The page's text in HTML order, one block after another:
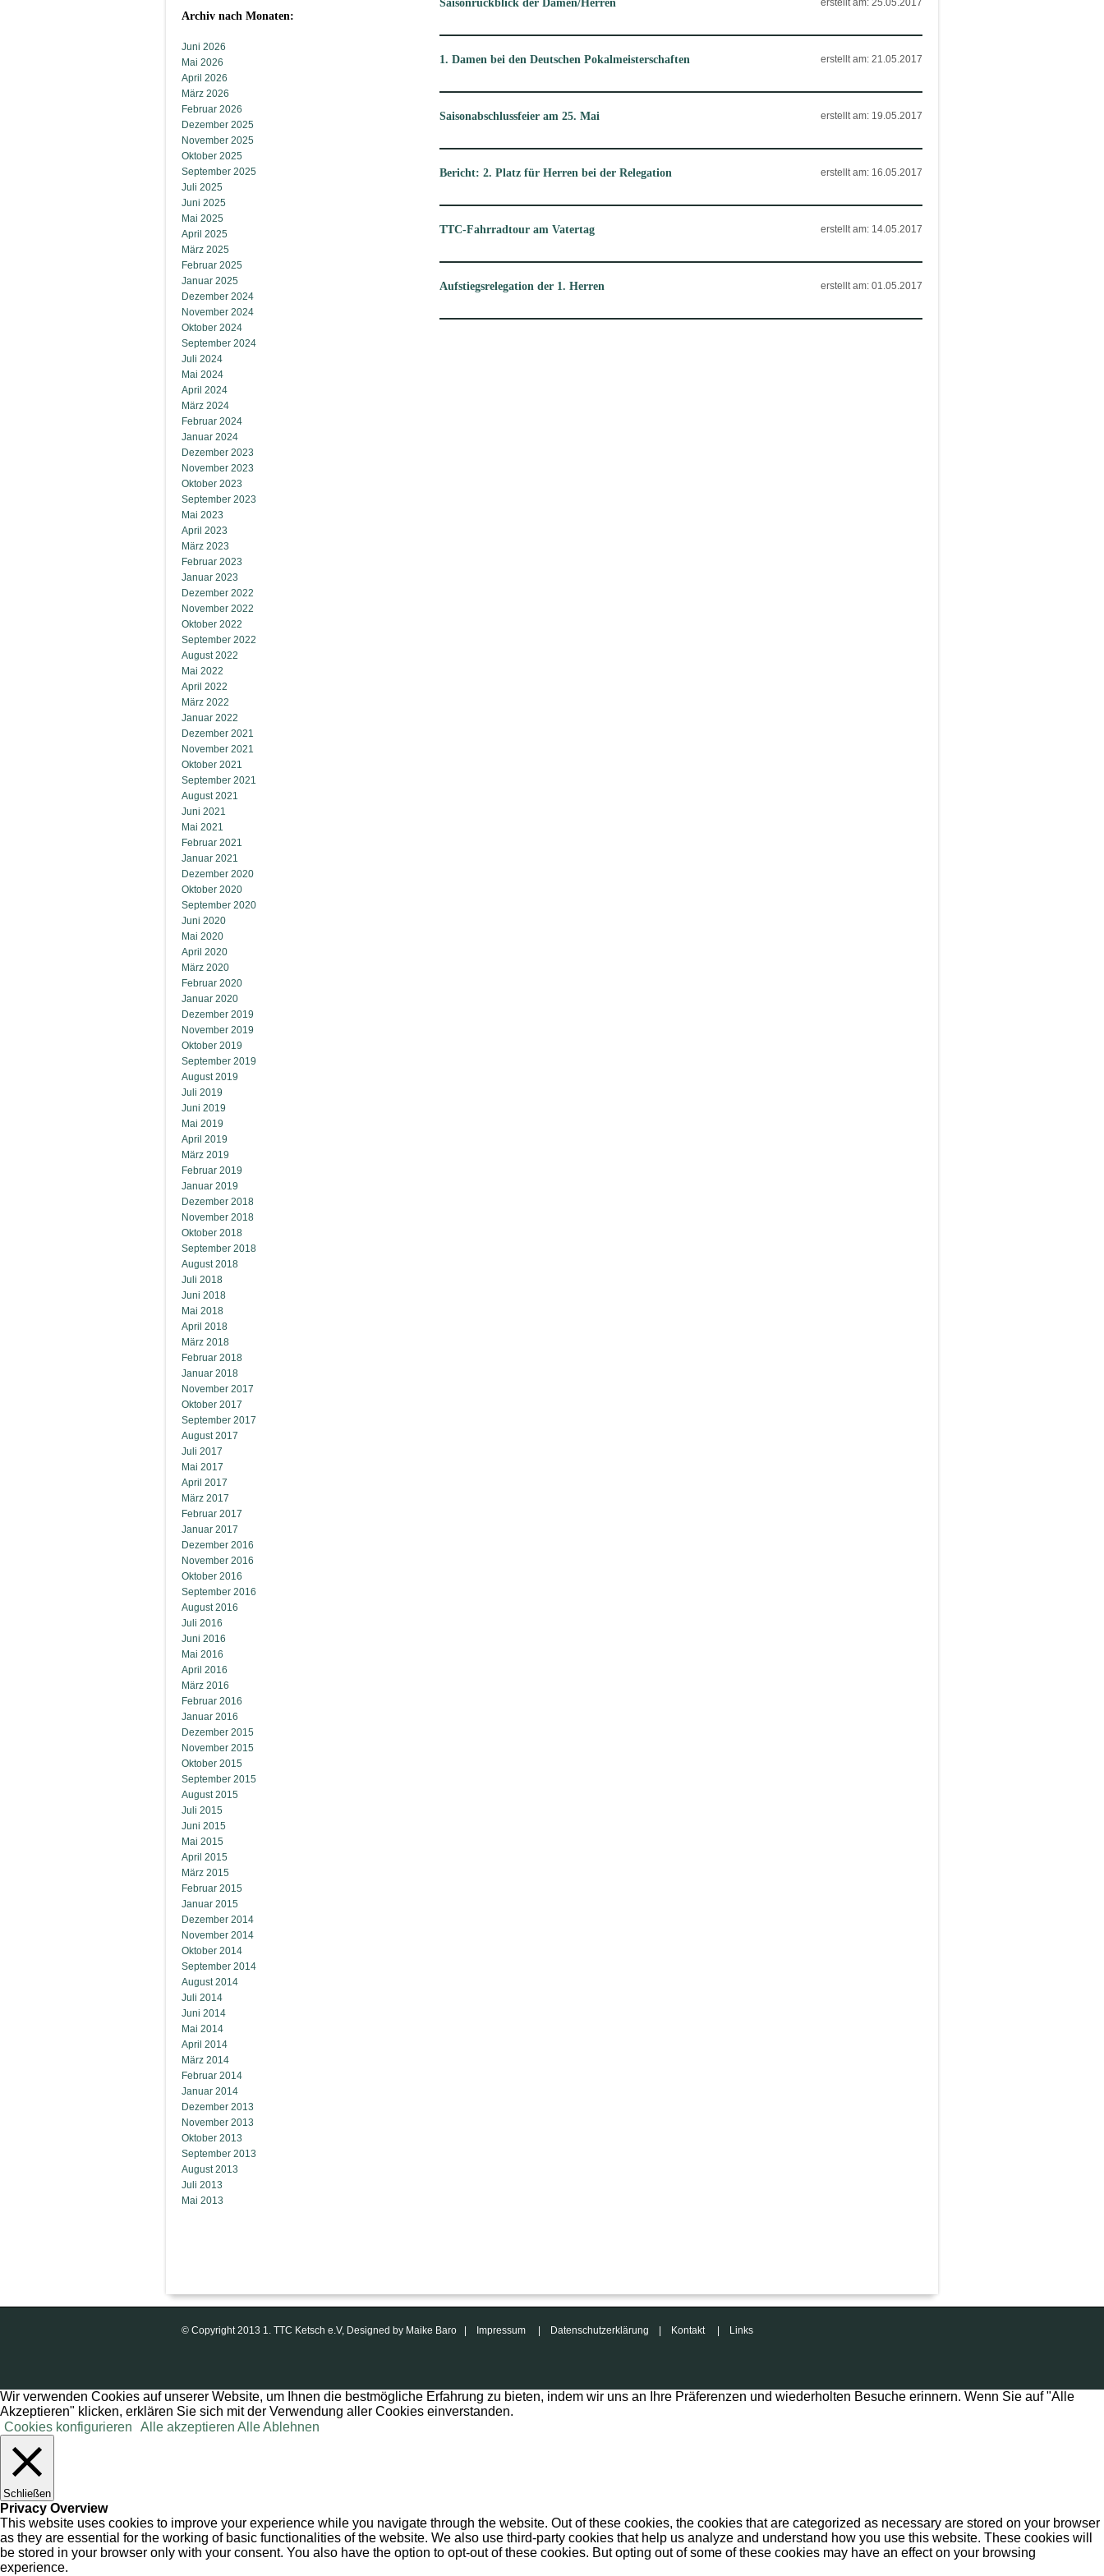
Archiv nach Monaten:
Juni 2026
Mai 2026
April 2026
März 2026
Februar 2026
Dezember 2025
November 2025
Oktober 2025
September 2025
Juli 2025
Juni 2025
Mai 2025
April 2025
März 2025
Februar 2025
Januar 2025
Dezember 2024
November 2024
Oktober 2024
September 2024
Juli 2024
Mai 2024
April 2024
März 2024
Februar 2024
Januar 2024
Dezember 2023
November 2023
Oktober 2023
September 2023
Mai 2023
April 2023
März 2023
Februar 2023
Januar 2023
Dezember 2022
November 2022
Oktober 2022
September 2022
August 2022
Mai 2022
April 2022
März 2022
Januar 2022
Dezember 2021
November 2021
Oktober 2021
September 2021
August 2021
Juni 2021
Mai 2021
Februar 2021
Januar 2021
Dezember 2020
Oktober 2020
September 2020
Juni 2020
Mai 2020
April 2020
März 2020
Februar 2020
Januar 2020
Dezember 2019
November 2019
Oktober 2019
September 2019
August 2019
Juli 2019
Juni 2019
Mai 2019
April 2019
März 2019
Februar 2019
Januar 2019
Dezember 2018
November 2018
Oktober 2018
September 2018
August 2018
Juli 2018
Juni 2018
Mai 2018
April 2018
März 2018
Februar 2018
Januar 2018
November 2017
Oktober 2017
September 2017
August 2017
Juli 2017
Mai 2017
April 2017
März 2017
Februar 2017
Januar 2017
Dezember 2016
November 2016
Oktober 2016
September 2016
August 2016
Juli 2016
Juni 2016
Mai 2016
April 2016
März 2016
Februar 2016
Januar 2016
Dezember 2015
November 2015
Oktober 2015
September 2015
August 2015
Juli 2015
Juni 2015
Mai 2015
April 2015
März 2015
Februar 2015
Januar 2015
Dezember 2014
November 2014
Oktober 2014
September 2014
August 2014
Juli 2014
Juni 2014
Mai 2014
April 2014
März 2014
Februar 2014
Januar 2014
Dezember 2013
November 2013
Oktober 2013
September 2013
August 2013
Juli 2013
Mai 2013
erstellt am: 25.05.2017
Saisonrückblick der Damen/Herren
erstellt am: 21.05.2017
1. Damen bei den Deutschen Pokalmeisterschaften
erstellt am: 19.05.2017
Saisonabschlussfeier am 25. Mai
erstellt am: 16.05.2017
Bericht: 2. Platz für Herren bei der Relegation
erstellt am: 14.05.2017
TTC-Fahrradtour am Vatertag
erstellt am: 01.05.2017
Aufstiegsrelegation der 1. Herren
© Copyright 2013 1. TTC Ketsch e.V, Designed by Maike Baro | Impressum Datenschutzerklärung Kontakt| Links
Wir verwenden Cookies auf unserer Website, um Ihnen die bestmögliche Erfahrung zu bieten, indem wir uns an Ihre Präferenzen und wiederholten Besuche erinnern. Wenn Sie auf "Alle
Akzeptieren" klicken, erklären Sie sich mit der Verwendung aller Cookies einverstanden.
Cookies konfigurieren
Alle akzeptieren Alle Ablehnen
Schließen
Privacy Overview
This website uses cookies to improve your experience while you navigate through the website. Out of these cookies, the cookies that are categorized as necessary are stored on your browser
as they are essential for the working of basic functionalities of the website. We also use third-party cookies that help us analyze and understand how you use this website. These cookies will
be stored in your browser only with your consent. You also have the option to opt-out of these cookies. But opting out of some of these cookies may have an effect on your browsing
experience.